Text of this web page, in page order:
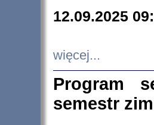
12.09.2025
więcej...
Program
semestr